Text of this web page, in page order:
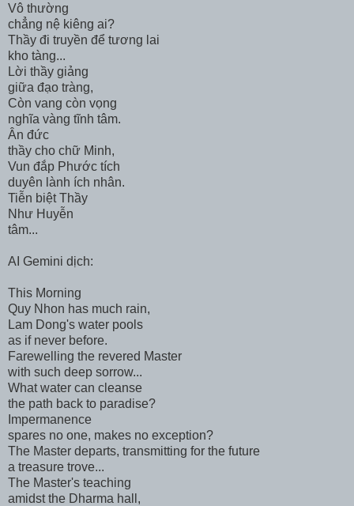
Vô thường
chẳng nệ kiêng ai?
Thầy đi truyền để tương lai
kho tàng...
Lời thầy giảng
giữa đạo tràng,
Còn vang còn vọng
nghĩa vàng tĩnh tâm.
Ân đức
thầy cho chữ Minh,
Vun đắp Phước tích
duyên lành ích nhân.
Tiễn biệt Thầy
Như Huyễn
tâm...
AI Gemini dịch:
This Morning
Quy Nhon has much rain,
Lam Dong's water pools
as if never before.
Farewelling the revered Master
with such deep sorrow...
What water can cleanse
the path back to paradise?
Impermanence
spares no one, makes no exception?
The Master departs, transmitting for the future
a treasure trove...
The Master's teaching
amidst the Dharma hall,